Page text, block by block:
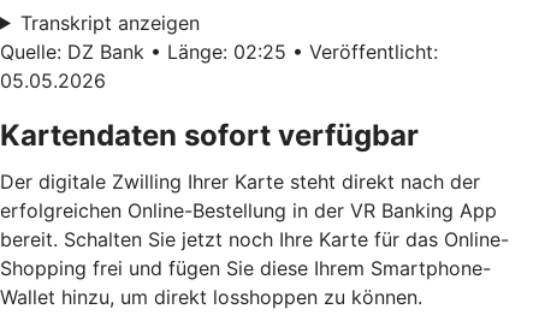
Transkript anzeigen
Quelle: DZ Bank • Länge: 02:25 • Veröffentlicht:
05.05.2026
Kartendaten sofort verfügbar
Der digitale Zwilling Ihrer Karte steht direkt nach der
erfolgreichen Online-Bestellung in der VR Banking App
bereit. Schalten Sie jetzt noch Ihre Karte für das Online-
Shopping frei und fügen Sie diese Ihrem Smartphone-
Wallet hinzu, um direkt losshoppen zu können.